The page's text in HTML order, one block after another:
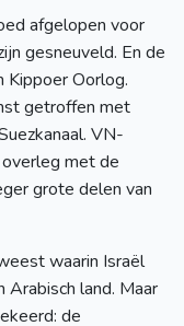
afgelopen voor
gesneuveld. En de
Kippoer Oorlog.
getroffen met
VN-
met de
grote delen van
waarin Israël
land. Maar
de